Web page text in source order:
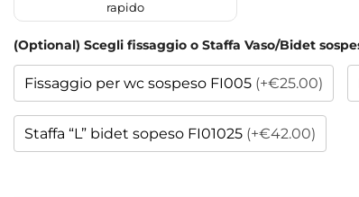
rapido
(Optional) Scegli fissaggio o Staffa Vaso/Bidet
Fissaggio per wc sospeso FI005 (+€25.00)
Staffa “L” bidet sopeso FI01025 (+€42.00)